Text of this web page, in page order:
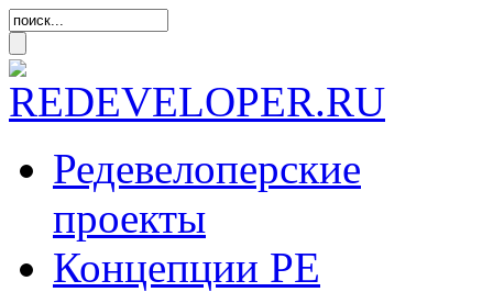
Редевелоперские
проекты
Концепции РЕ